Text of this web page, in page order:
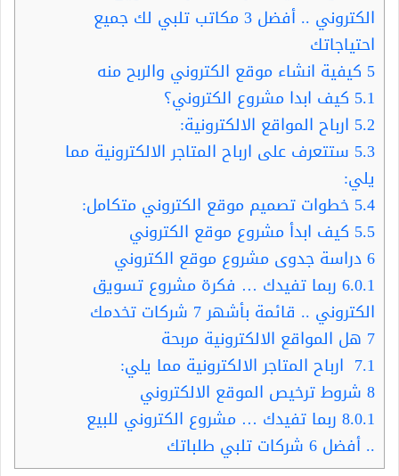
الكتروني .. أفضل 3 مكاتب تلبي لك جميع
احتياجاتك
5 كيفية انشاء موقع الكتروني والربح منه
5.1 كيف ابدا مشروع الكتروني؟
5.2 ارباح المواقع الالكترونية:
5.3 ستتعرف على ارباح المتاجر الالكترونية مما
يلي:
5.4 خطوات تصميم موقع الكتروني متكامل:
5.5 كيف ابدأ مشروع موقع الكتروني
6دراسة جدوى مشروع موقع الكتروني
6.0.1 ربما تفيدك … فكرة مشروع تسويق
الكتروني .. قائمة بأشهر 7 شركات تخدمك
7 هل المواقع الالكترونية مربحة
7.1 ارباح المتاجر الالكترونية مما يلي:
8 شروط ترخيص الموقع الالكتروني
8.0.1 ربما تفيدك … مشروع الكتروني للبيع
.. أفضل 6 شركات تلبي طلباتك